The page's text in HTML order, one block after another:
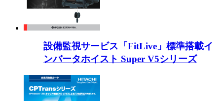
設備監視サービス「FitLive」標準搭載イ
ンバータホイスト Super V5シリーズ